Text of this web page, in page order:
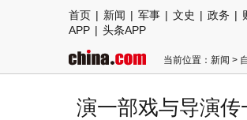
首页 | 新闻 | 军事 | 文史 | 政务 |
APP | 头条APP
当前位置： 新闻 >
演一部戏与导演